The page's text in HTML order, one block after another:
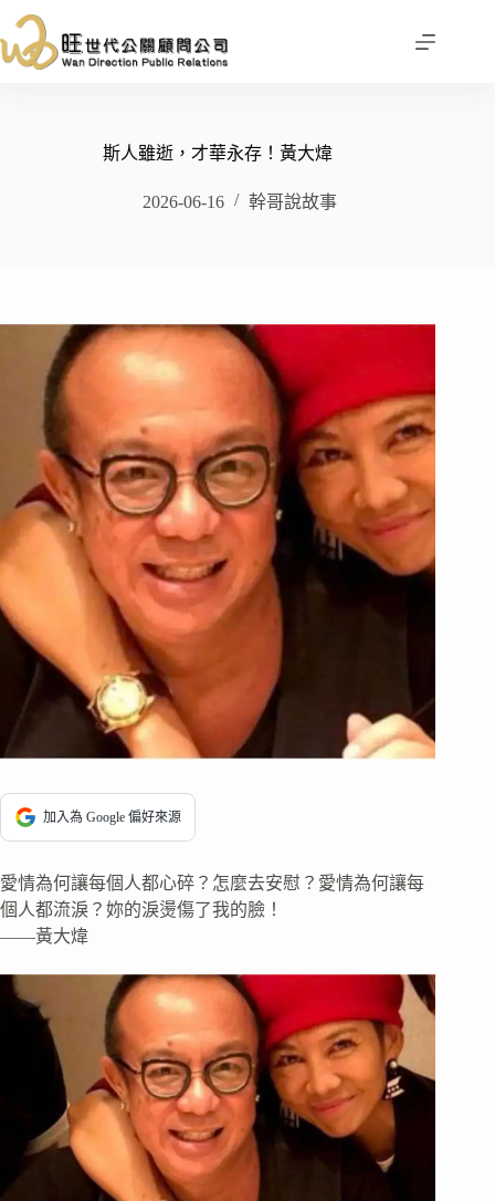
至
主
斯人雖逝，才華永存！黃大煒
2026-06-16 幹哥說故事
加入為 Google 偏好來源
愛情為何讓每個人都心碎？怎麼去安慰？愛情為何讓每
個人都流淚？妳的淚燙傷了我的臉！
——黃大煒